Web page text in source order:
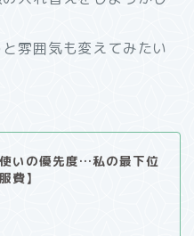
雰囲気も変えてみたい
いの優先度…私の最下位
費】